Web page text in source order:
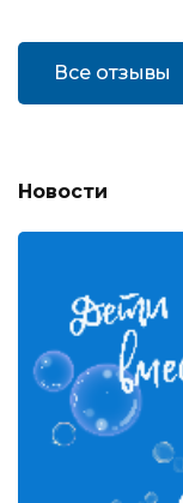
Все отзывы
Новости